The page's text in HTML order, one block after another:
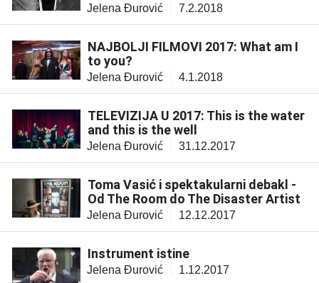
Jelena Đurović 7.2.2018
NAJBOLJI FILMOVI 2017: What am I
to you?
Jelena Đurović 4.1.2018
TELEVIZIJA U 2017: This is the water
and this is the well
Jelena Đurović 31.12.2017
Toma Vasić i spektakularni debakl -
Od The Room do The Disaster Artist
Jelena Đurović 12.12.2017
Instrument istine
Jelena Đurović 1.12.2017